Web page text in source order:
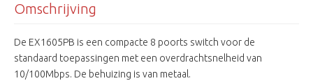
Omschrijving
De EX1605PB is een compacte 8 poorts switch voor de
standaard toepassingen met een overdrachtsnelheid van
10/100Mbps. De behuizing is van metaal.